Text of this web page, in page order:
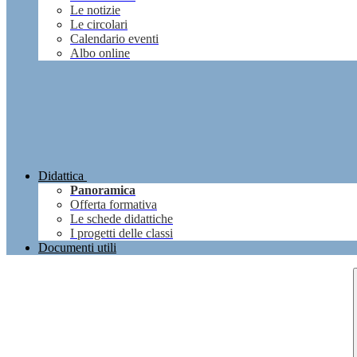
Le notizie
Le circolari
Calendario eventi
Albo online
Didattica
Panoramica
Offerta formativa
Le schede didattiche
I progetti delle classi
Documenti utili